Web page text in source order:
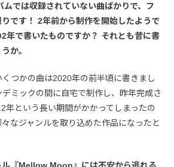
ムでは収録されていない曲ばかりで、フ
です！ 2年前から制作を開始したようで
年で書いたものですか？ それとも昔に書
か。
くつかの曲は2020年の前半頃に書きまし
ミックの間に自宅で制作し、昨年完成さ
年という長い期間がかかってしまったの
なジャンルを取り込めた作品になったと